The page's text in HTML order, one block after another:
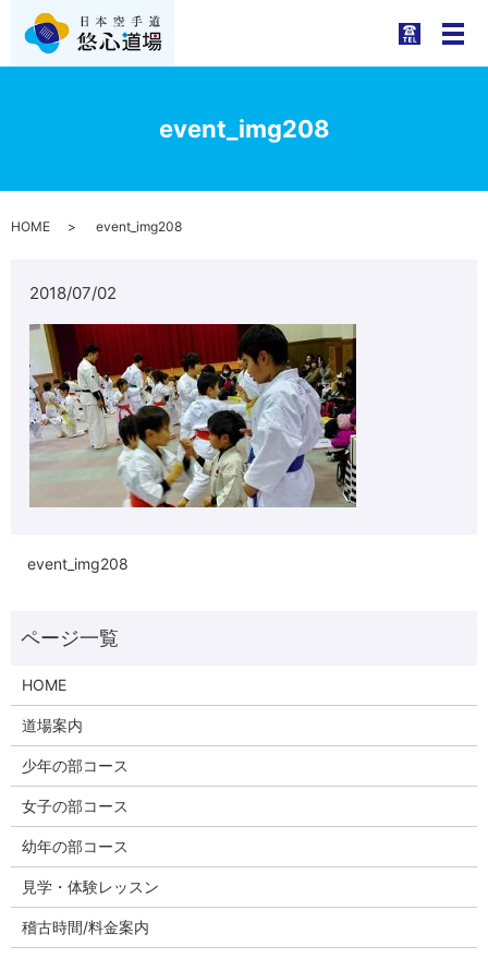
メ
event_img208
HOME event_img208
2018/07/02
event_img208
HOME
道場案内
少年の部コース
女子の部コース
幼年の部コース
見学・体験レッスン
稽古時間/料金案内